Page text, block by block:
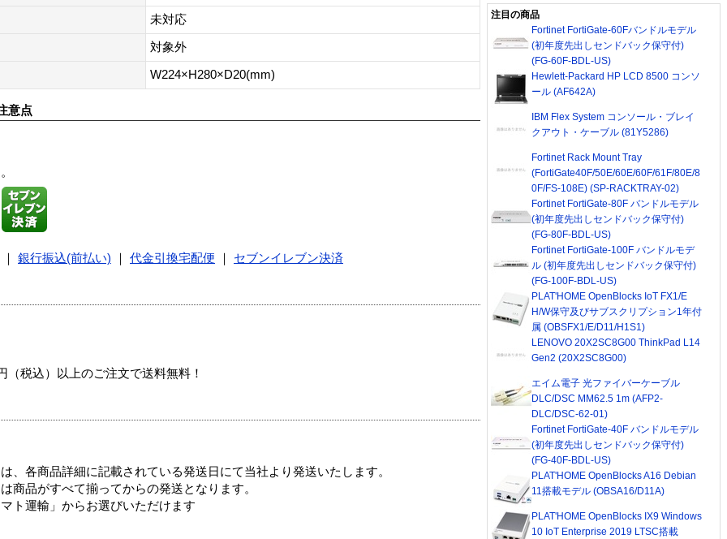
未対応
対象外
W224×H280×D20(mm)
意点
｜ 銀行振込(前払い) ｜ 代金引換宅配便 ｜ セブンイレブン決済
税込）以上のご注文で送料無料！
、各商品詳細に記載されている発送日にて当社より発送いたします。
商品がすべて揃ってからの発送となります。
ト運輸」からお選びいただけます
注目の商品
Fortinet FortiGate-60Fバンドルモデル
(初年度先出しセンドバック保守付)
(FG-60F-BDL-US)
Hewlett-Packard HP LCD 8500 コンソ
ール (AF642A)
IBM Flex System コンソール・ブレイ
クアウト・ケーブル (81Y5286)
Fortinet Rack Mount Tray
(FortiGate40F/50E/60E/60F/61F/80E/8
0F/FS-108E) (SP-RACKTRAY-02)
Fortinet FortiGate-80F バンドルモデル
(初年度先出しセンドバック保守付)
(FG-80F-BDL-US)
Fortinet FortiGate-100F バンドルモデ
ル (初年度先出しセンドバック保守付)
(FG-100F-BDL-US)
PLAT'HOME OpenBlocks IoT FX1/E
H/W保守及びサブスクリプション1年付
属 (OBSFX1/E/D11/H1S1)
LENOVO 20X2SC8G00 ThinkPad L14
Gen2 (20X2SC8G00)
エイム電子 光ファイバーケーブル
DLC/DSC MM62.5 1m (AFP2-
DLC/DSC-62-01)
Fortinet FortiGate-40F バンドルモデル
(初年度先出しセンドバック保守付)
(FG-40F-BDL-US)
PLAT'HOME OpenBlocks A16 Debian
11搭載モデル (OBSA16/D11A)
PLAT'HOME OpenBlocks IX9 Windows
10 IoT Enterprise 2019 LTSC搭載